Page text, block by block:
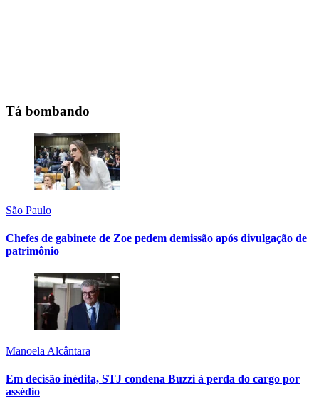
Tá bombando
São Paulo
Chefes de gabinete de Zoe pedem demissão após divulgação de
patrimônio
Manoela Alcântara
Em decisão inédita, STJ condena Buzzi à perda do cargo por
assédio